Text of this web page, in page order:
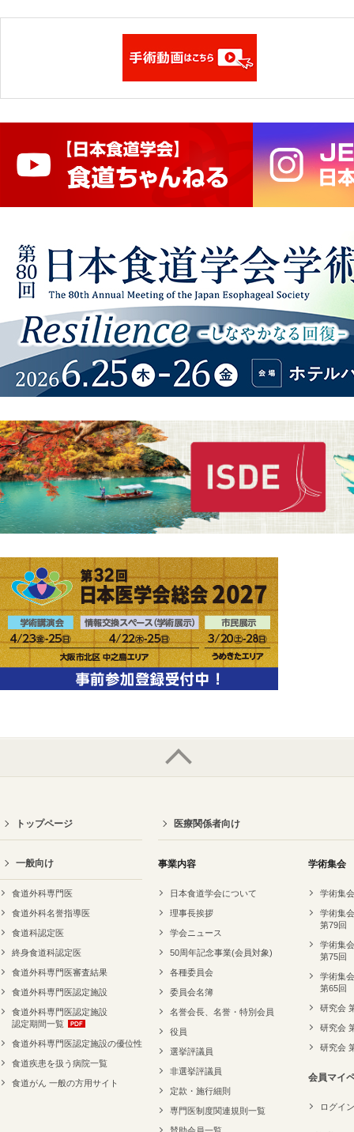
トップページ
一般向け
食道外科専門医
食道外科名誉指導医
食道科認定医
終身食道科認定医
食道外科専門医審査結果
食道外科専門医認定施設
食道外科専門医認定施設
認定期間一覧
食道外科専門医認定施設の優位性
食道疾患を扱う病院一覧
食道がん 一般の方用サイト
医療関係者向け
事業内容
日本食道学会について
理事長挨拶
学会ニュース
50周年記念事業(会員対象)
各種委員会
委員会名簿
名誉会長、名誉・特別会員
役員
選挙評議員
非選挙評議員
定款・施行細則
専門医制度関連規則一覧
学術集会
学術集
学術集
第79回
学術集
第75回
学術集
第65回
研究会
研究会
研究会
会員マイ
ログイン